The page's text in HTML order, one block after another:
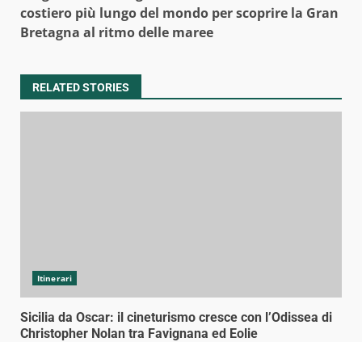
costiero più lungo del mondo per scoprire la Gran
Bretagna al ritmo delle maree
RELATED STORIES
Itinerari
Sicilia da Oscar: il cineturismo cresce con l’Odissea di
Christopher Nolan tra Favignana ed Eolie